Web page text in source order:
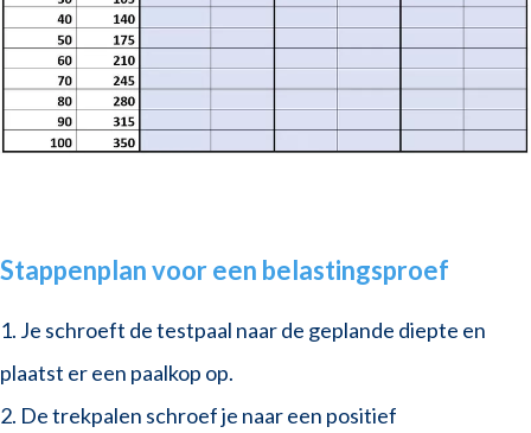
Stappenplan voor een belastingsproef
1. Je schroeft de testpaal naar de geplande diepte en
plaatst er een paalkop op.
2. De trekpalen schroef je naar een positief